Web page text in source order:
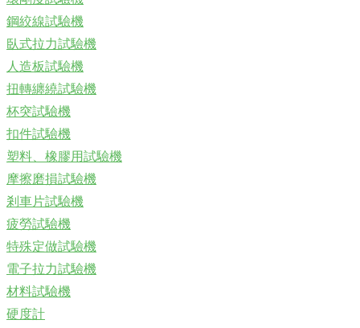
鋼絞線試驗機
臥式拉力試驗機
人造板試驗機
扭轉纏繞試驗機
杯突試驗機
扣件試驗機
塑料、橡膠用試驗機
摩擦磨損試驗機
剎車片試驗機
疲勞試驗機
特殊定做試驗機
電子拉力試驗機
材料試驗機
硬度計